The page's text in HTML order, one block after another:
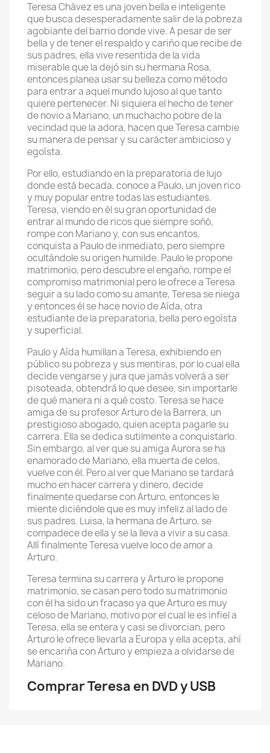
Teresa Chávez es una joven bella e inteligente
que busca desesperadamente salir de la pobreza
agobiante del barrio donde vive. A pesar de ser
bella y de tener el respaldo y cariño que recibe de
sus padres, ella vive resentida de la vida
miserable que la dejó sin su hermana Rosa,
entonces planea usar su belleza como método
para entrar a aquel mundo lujoso al que tanto
quiere pertenecer. Ni siquiera el hecho de tener
de novio a Mariano, un muchacho pobre de la
vecindad que la adora, hacen que Teresa cambie
su manera de pensar y su carácter ambicioso y
egoísta.
Por ello, estudiando en la preparatoria de lujo
donde está becada, conoce a Paulo, un joven rico
y muy popular entre todas las estudiantes.
Teresa, viendo en él su gran oportunidad de
entrar al mundo de ricos que siempre soñó,
rompe con Mariano y, con sus encantos,
conquista a Paulo de inmediato, pero siempre
ocultándole su origen humilde. Paulo le propone
matrimonio, pero descubre el engaño, rompe el
compromiso matrimonial pero le ofrece a Teresa
seguir a su lado como su amante, Teresa se niega
y entonces él se hace novio de Aída, otra
estudiante de la preparatoria, bella pero egoísta
y superficial.
Paulo y Aída humillan a Teresa, exhibiendo en
público su pobreza y sus mentiras, por lo cual ella
decide vengarse y jura que jamás volverá a ser
pisoteada, obtendrá lo que desee, sin importarle
de qué manera ni a qué costo. Teresa se hace
amiga de su profesor Arturo de la Barrera, un
prestigioso abogado, quien acepta pagarle su
carrera. Ella se dedica sutilmente a conquistarlo.
Sin embargo, al ver que su amiga Aurora se ha
enamorado de Mariano, ella muerta de celos,
vuelve con él. Pero al ver que Mariano se tardará
mucho en hacer carrera y dinero, decide
finalmente quedarse con Arturo, entonces le
miente diciéndole que es muy infeliz al lado de
sus padres. Luisa, la hermana de Arturo, se
compadece de ella y se la lleva a vivir a su casa.
Allí finalmente Teresa vuelve loco de amor a
Arturo.
Teresa termina su carrera y Arturo le propone
matrimonio, se casan pero todo su matrimonio
con él ha sido un fracaso ya que Arturo es muy
celoso de Mariano, motivo por el cual le es infiel a
Teresa, ella se entera y casi se divorcian, pero
Arturo le ofrece llevarla a Europa y ella acepta, ahí
se encariña con Arturo y empieza a olvidarse de
Mariano.
Comprar Teresa en DVD y USB